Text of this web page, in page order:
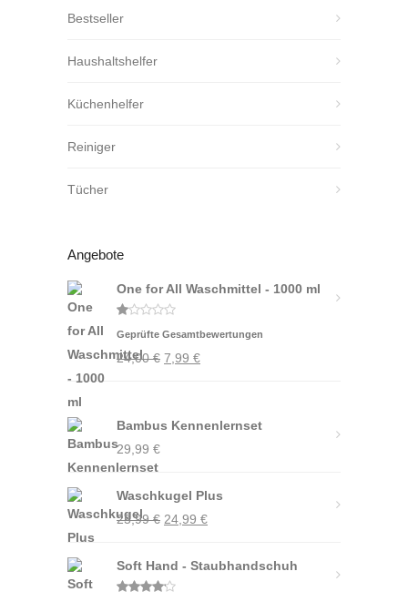
Bestseller
Haushaltshelfer
Küchenhelfer
Reiniger
Tücher
Angebote
One for All Waschmittel - 1000 ml
mit
1.00
von
Geprüfte Gesamtbewertungen
24,00€ Ursprünglicher
24,00 €
7,99 €Aktueller
7,99 €.
Bambus Kennenlernset
29,99 €
Waschkugel Plus
25,99€ Ursprünglicher
war:
25,99 €
24,99 €Aktueller
ist:
Soft Hand - Staubhandschuh